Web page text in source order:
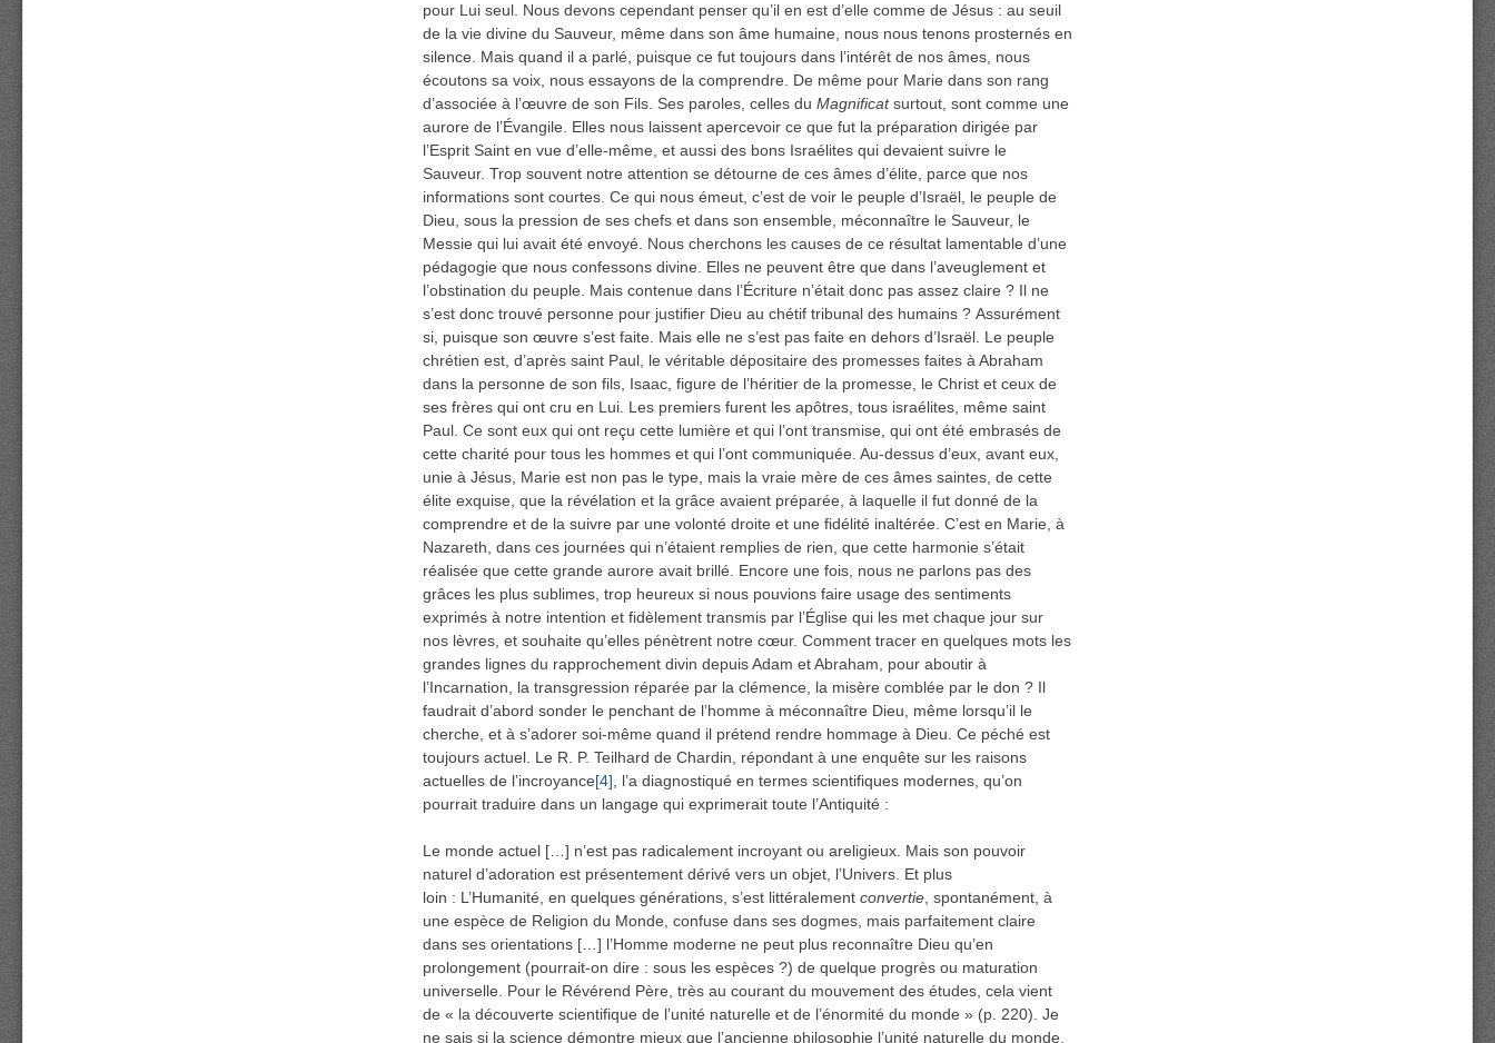
pour Lui seul. Nous devons cependant penser qu’il en est d’elle comme de Jésus : au seuil
de la vie divine du Sauveur, même dans son âme humaine, nous nous tenons prosternés en
silence. Mais quand il a parlé, puisque ce fut toujours dans l’intérêt de nos âmes, nous
écoutons sa voix, nous essayons de la comprendre. De même pour Marie dans son rang
d’associée à l’œuvre de son Fils. Ses paroles, celles du Magnificatsurtout, sont comme une
aurore de l’Évangile. Elles nous laissent apercevoir ce que fut la préparation dirigée par
l’Esprit Saint en vue d’elle-même, et aussi des bons Israélites qui devaient suivre le
Sauveur. Trop souvent notre attention se détourne de ces âmes d’élite, parce que nos
informations sont courtes. Ce qui nous émeut, c’est de voir le peuple d’Israël, le peuple de
Dieu, sous la pression de ses chefs et dans son ensemble, méconnaître le Sauveur, le
Messie qui lui avait été envoyé. Nous cherchons les causes de ce résultat lamentable d’une
pédagogie que nous confessons divine. Elles ne peuvent être que dans l’aveuglement et
l’obstination du peuple. Mais contenue dans l’Écriture n’était donc pas assez claire ? Il ne
s’est donc trouvé personne pour justifier Dieu au chétif tribunal des humains ? Assurément
si, puisque son œuvre s’est faite. Mais elle ne s’est pas faite en dehors d’Israël. Le peuple
chrétien est, d’après saint Paul, le véritable dépositaire des promesses faites à Abraham
dans la personne de son fils, Isaac, figure de l’héritier de la promesse, le Christ et ceux de
ses frères qui ont cru en Lui. Les premiers furent les apôtres, tous israélites, même saint
Paul. Ce sont eux qui ont reçu cette lumière et qui l’ont transmise, qui ont été embrasés de
cette charité pour tous les hommes et qui l’ont communiquée. Au-dessus d’eux, avant eux,
unie à Jésus, Marie est non pas le type, mais la vraie mère de ces âmes saintes, de cette
élite exquise, que la révélation et la grâce avaient préparée, à laquelle il fut donné de la
comprendre et de la suivre par une volonté droite et une fidélité inaltérée. C’est en Marie, à
Nazareth, dans ces journées qui n’étaient remplies de rien, que cette harmonie s’était
réalisée que cette grande aurore avait brillé. Encore une fois, nous ne parlons pas des
grâces les plus sublimes, trop heureux si nous pouvions faire usage des sentiments
exprimés à notre intention et fidèlement transmis par l’Église qui les met chaque jour sur
nos lèvres, et souhaite qu’elles pénètrent notre cœur. Comment tracer en quelques mots les
grandes lignes du rapprochement divin depuis Adam et Abraham, pour aboutir à
l’Incarnation, la transgression réparée par la clémence, la misère comblée par le don ? Il
faudrait d’abord sonder le penchant de l’homme à méconnaître Dieu, même lorsqu’il le
cherche, et à s’adorer soi-même quand il prétend rendre hommage à Dieu. Ce péché est
toujours actuel. Le R. P. Teilhard de Chardin, répondant à une enquête sur les raisons
actuelles de l’incroyance[4] , l’a diagnostiqué en termes scientifiques modernes, qu’on
pourrait traduire dans un langage qui exprimerait toute l’Antiquité :
Le monde actuel […] n’est pas radicalement incroyant ou areligieux. Mais son pouvoir
naturel d’adoration est présentement dérivé vers un objet, l’Univers. Et plus
loin : L’Humanité, en quelques générations, s’est littéralement convertie , spontanément, à
une espèce de Religion du Monde, confuse dans ses dogmes, mais parfaitement claire
dans ses orientations […] l’Homme moderne ne peut plus reconnaître Dieu qu’en
prolongement (pourrait-on dire : sous les espèces ?) de quelque progrès ou maturation
universelle. Pour le Révérend Père, très au courant du mouvement des études, cela vient
de « la découverte scientifique de l’unité naturelle et de l’énormité du monde » (p. 220). Je
ne sais si la science démontre mieux que l’ancienne philosophie l’unité naturelle du monde,